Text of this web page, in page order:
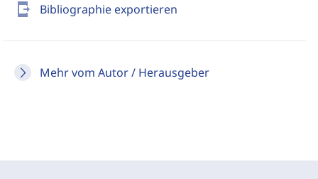
send_to_mobile Bibliographie exportieren
Mehr vom Autor / Herausgeber